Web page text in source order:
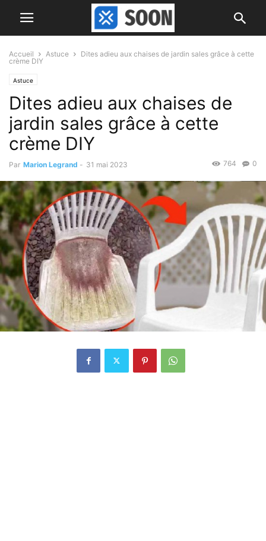
Accueil Astuce
Dites adieu aux chaises de jardin sales grâce à cette
crème DIY
Astuce
Dites adieu aux chaises de
jardin sales grâce à cette
crème DIY
Par Marion Legrand - 31 mai 2023 0
764